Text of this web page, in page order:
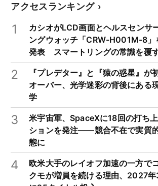
アクセスランキング
1
カシオがLCD画面とヘルスセンサ
ングウォッチ「CRW-H001M-8」
発表 スマートリングの常識を覆
2
『プレデター』と『猿の惑星』が
オーバー、光学迷彩の背後にある
学
3
米宇宙軍、SpaceXに18回の打ち
ションを発注——競合不在で実質
態に
4
欧米大手のレイオフ加速の一方で
クモが増員を続ける理由、2027